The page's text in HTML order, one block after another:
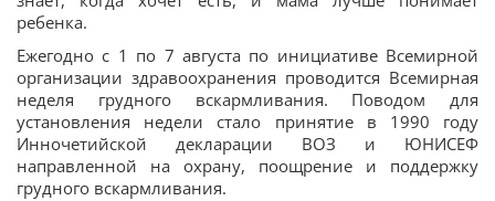
ребенка.
Ежегодно с 1 по 7 августа по инициативе Всемирной
организации здравоохранения проводится Всемирная
неделя грудного вскармливания. Поводом для
установления недели стало принятие в 1990 году
Инночетийской декларации ВОЗ и ЮНИСЕФ
направленной на охрану, поощрение и поддержку
грудного вскармливания.